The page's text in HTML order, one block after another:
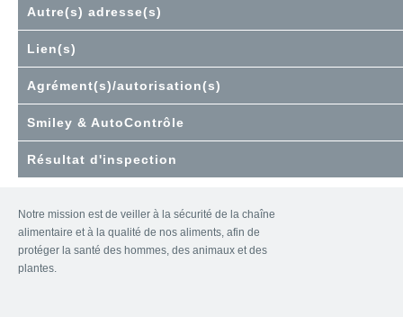
Autre(s) adresse(s)
Lien(s)
Agrément(s)/autorisation(s)
Smiley & AutoContrôle
Résultat d'inspection
Notre mission est de veiller à la sécurité de la chaîne
alimentaire et à la qualité de nos aliments, afin de
protéger la santé des hommes, des animaux et des
plantes.